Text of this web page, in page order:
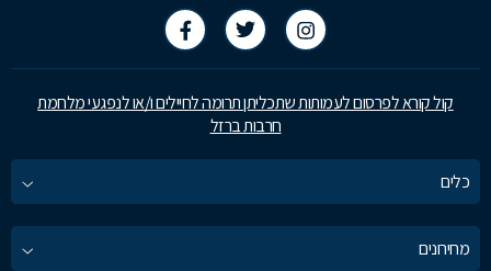
קול קורא לפרסום לעמותות שתכליתן תרומה לחיילים ו/או לנפגעי מלחמת
חרבות ברזל
כלים
מחירונים